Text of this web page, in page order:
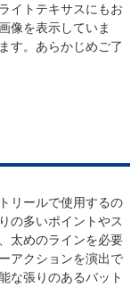
イトテキサスにもお
像を表示していま
す。あらかじめご了
リールで使用するの
の多いポイントやス
太めのラインを必要
アクションを演出で
な張りのあるバット